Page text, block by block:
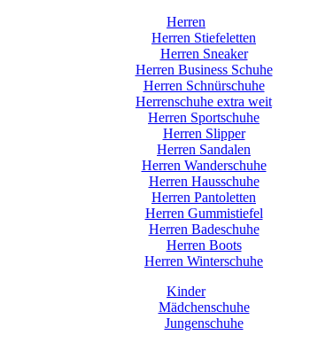
Herren
Herren Stiefeletten
Herren Sneaker
Herren Business Schuhe
Herren Schnürschuhe
Herrenschuhe extra weit
Herren Sportschuhe
Herren Slipper
Herren Sandalen
Herren Wanderschuhe
Herren Hausschuhe
Herren Pantoletten
Herren Gummistiefel
Herren Badeschuhe
Herren Boots
Herren Winterschuhe
Kinder
Mädchenschuhe
Jungenschuhe